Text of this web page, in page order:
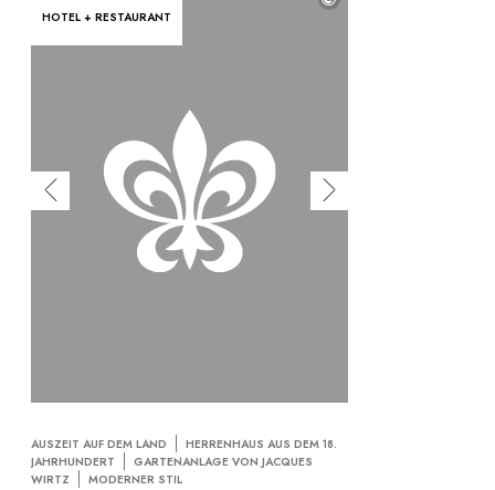
HOTEL + RESTAURANT
AUSZEIT AUF DEM LAND
HERRENHAUS AUS DEM 18.
JAHRHUNDERT
GARTENANLAGE VON JACQUES
WIRTZ
MODERNER STIL